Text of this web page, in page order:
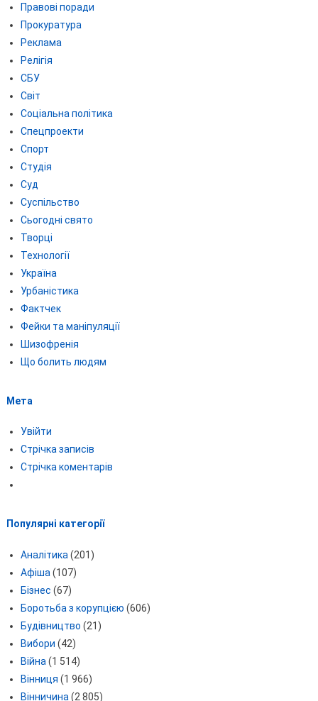
Правові поради
Прокуратура
Реклама
Релігія
СБУ
Світ
Соціальна політика
Спецпроекти
Спорт
Студія
Суд
Суспільство
Сьогодні свято
Творці
Технології
Україна
Урбаністика
Фактчек
Фейки та маніпуляції
Шизофренія
Що болить людям
Мета
Увійти
Стрічка записів
Стрічка коментарів
Популярні категорії
Аналітика (201)
Афіша (107)
Бізнес (67)
Боротьба з корупцією (606)
Будівництво (21)
Вибори (42)
Війна (1 514)
Вінниця (1 966)
Вінничина (2 805)